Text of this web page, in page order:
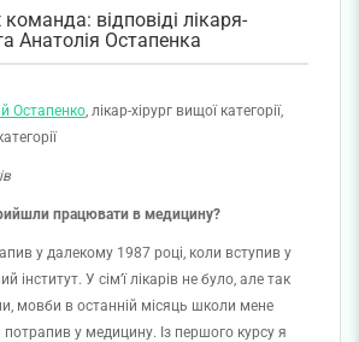
відповіді лікаря-
Анатолія Остапенка
Остапенко , лікар-хірург вищої категорії,
працювати в медицину?
у далекому 1987 році, коли вступив у
інститут. У сім’ї лікарів не було, але так
мовби в останній місяць школи мене
потрапив у медицину. Із першого курсу я